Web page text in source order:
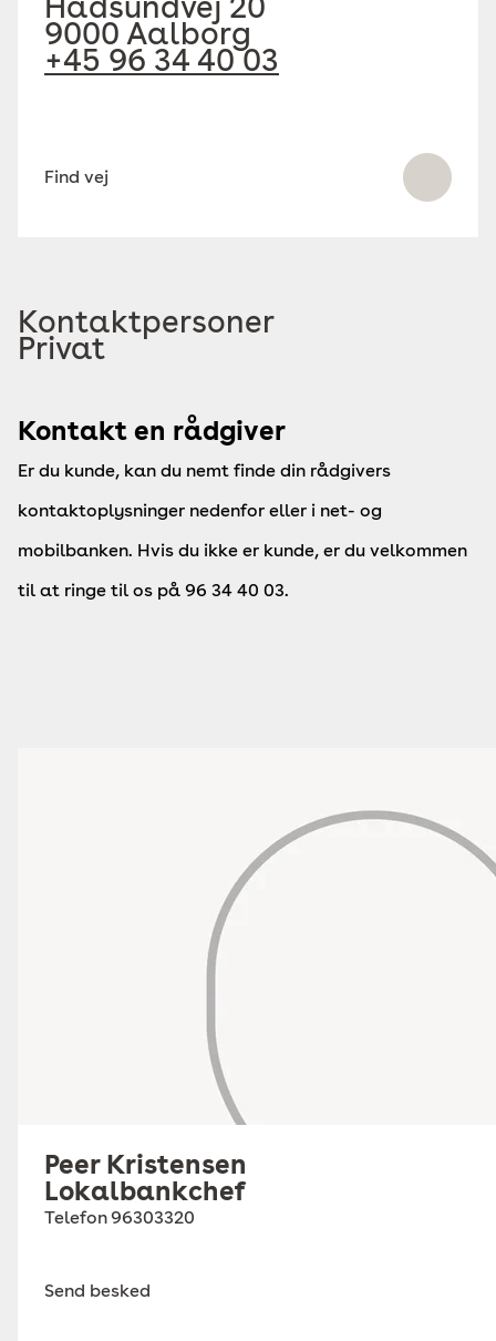
9000 Aalborg
+45 96 34 40 03
Find vej
Kontaktpersoner
Privat
Kontakt en rådgiver
Er du kunde, kan du nemt finde din rådgivers
kontaktoplysninger nedenfor eller i net- og
mobilbanken. Hvis du ikke er kunde, er du velkommen
til at ringe til os på 96 34 40 03.
Peer Kristensen
Lokalbankchef
Telefon96303320
Send besked